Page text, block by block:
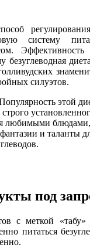
систему
безуглеводная
силуэтов.
этой
строго
любимыми блюдами,
и таланты
под
с меткой
питаться